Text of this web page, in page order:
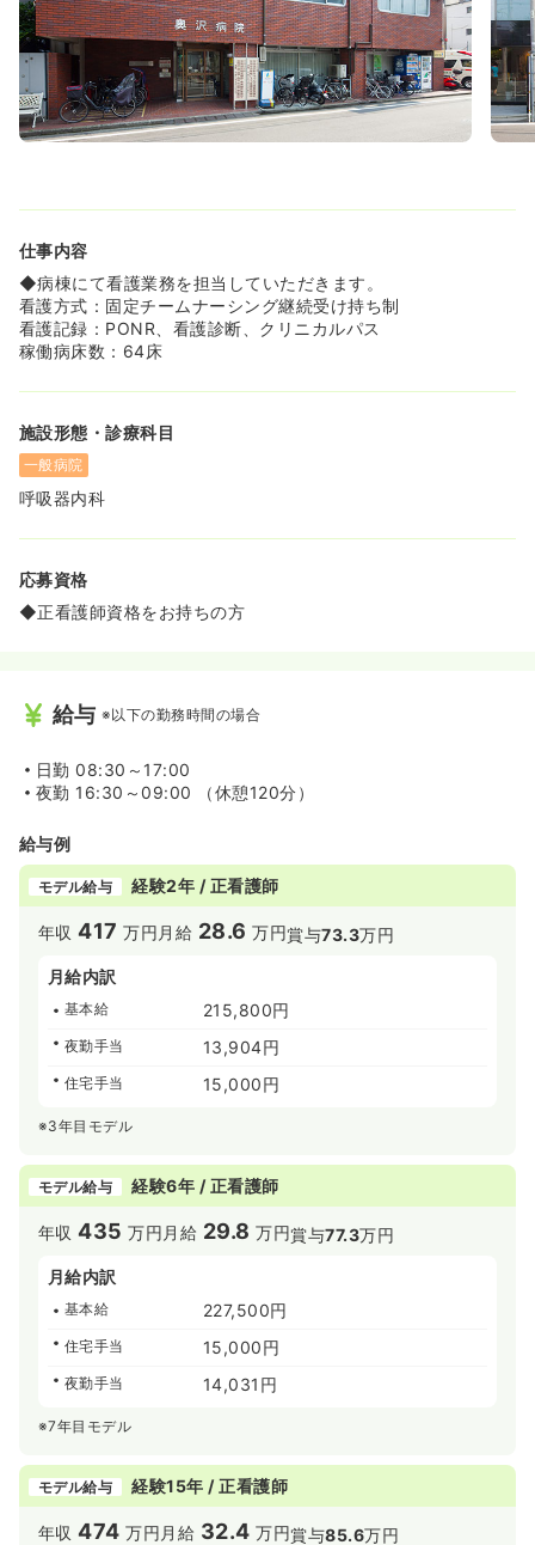
リを持って働く看護師を支援しています。地方から出てき
た方や海外に旅行したい方など、年に1回7～10日の長期休
暇を取られていらっしゃいます！
≪教育研修充実≫
◆認定看護師資格取得を目指す方には、研修費用負担の支
援があります（感染認定看護師1名在籍）。また中途採用の
◆新人の看護師さんの間で「オレンジの会」という会があ
り、週1回程度集まって、新人同士の絆を深め合う会だそう
です。2012年度から始まり、効果もあってか2012年度は
新人の退職者は0だったそうです♪新しい環境に飛び込むの
が不安な方にオススメの病院です！
仕事内容
◆病棟にて看護業務を担当していただきます。
看護方式：固定チームナーシング継続受け持ち制
看護記録：PONR、看護診断、クリニカルパス
稼働病床数：64床
施設形態・診療科目
一般病院
呼吸器内科
応募資格
◆正看護師資格をお持ちの方
給与 ※以下の勤務時間の場合
日勤 08:30～17:00
夜勤 16:30～09:00 （休憩120分）
給与例
モデル給与 経験2年 / 正看護師
年収417 万円 月給 28.6 万円賞与73.3万円
月給内訳
基本給 215,800円
夜勤手当 13,904円
住宅手当 15,000円
※3年目モデル
モデル給与 経験6年 / 正看護師
年収435 万円 月給 29.8 万円賞与77.3万円
月給内訳
基本給 227,500円
住宅手当 15,000円
夜勤手当 14,031円
※7年目モデル
モデル給与 経験15年 / 正看護師
年収474 万円 月給 32.4 万円賞与85.6万円